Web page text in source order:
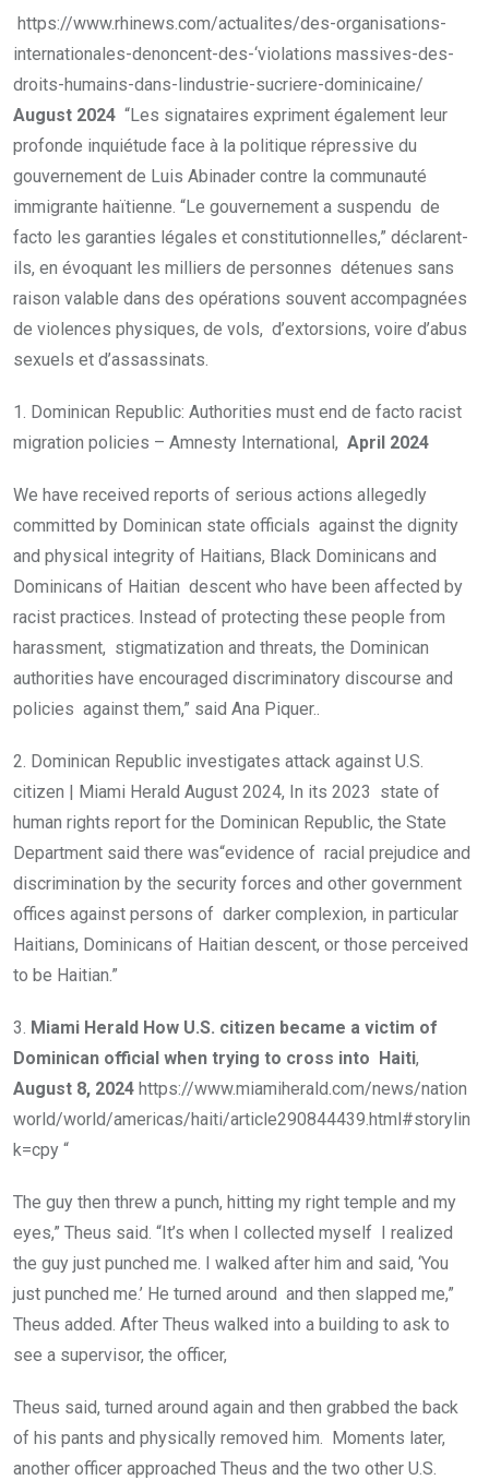
https://www.rhinews.com/actualites/des-organisations-
internationales-denoncent-des-‘violations massives-des-
droits-humains-dans-lindustrie-sucriere-dominicaine/
August 2024 “Les signataires expriment également leur
profonde inquiétude face à la politique répressive du
gouvernement de Luis Abinader contre la communauté
immigrante haïtienne. “Le gouvernement a suspendu de
facto les garanties légales et constitutionnelles,” déclarent-
ils, en évoquant les milliers de personnes détenues sans
raison valable dans des opérations souvent accompagnées
de violences physiques, de vols, d’extorsions, voire d’abus
sexuels et d’assassinats.
1. Dominican Republic: Authorities must end de facto racist
migration policies – Amnesty International, April 2024
We have received reports of serious actions allegedly
committed by Dominican state officials against the dignity
and physical integrity of Haitians, Black Dominicans and
Dominicans of Haitian descent who have been affected by
racist practices. Instead of protecting these people from
harassment, stigmatization and threats, the Dominican
authorities have encouraged discriminatory discourse and
policies against them,” said Ana Piquer..
2. Dominican Republic investigates attack against U.S.
citizen | Miami Herald August 2024, In its 2023 state of
human rights report for the Dominican Republic, the State
Department said there was“evidence of racial prejudice and
discrimination by the security forces and other government
offices against persons of darker complexion, in particular
Haitians, Dominicans of Haitian descent, or those perceived
to be Haitian.”
3. Miami Herald How U.S. citizen became a victim of
Dominican official when trying to cross into Haiti,
August 8, 2024 https://www.miamiherald.com/news/nation
world/world/americas/haiti/article290844439.html#storylin
k=cpy “
The guy then threw a punch, hitting my right temple and my
eyes,” Theus said. “It’s when I collected myself I realized
the guy just punched me. I walked after him and said, ‘You
just punched me.’ He turned around and then slapped me,”
Theus added. After Theus walked into a building to ask to
see a supervisor, the officer,
Theus said, turned around again and then grabbed the back
of his pants and physically removed him. Moments later,
another officer approached Theus and the two other U.S.